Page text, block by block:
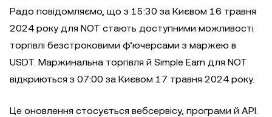
Радо повідомляємо, що з 15:30 за Києвом 16 травня
2024 року для NOT стають доступними можливості
торгівлі безстроковими ф’ючерсами з маржею в
USDT. Маржинальна торгівля й Simple Earn для NOT
відкриються з 07:00 за Києвом 17 травня 2024 року.
Це оновлення стосується вебсервісу, програми й API.